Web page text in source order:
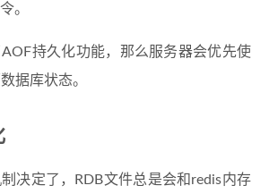
。
持久化功能，那么服务器会优先使
据库状态。
决定了，RDB文件总是会和redis内存